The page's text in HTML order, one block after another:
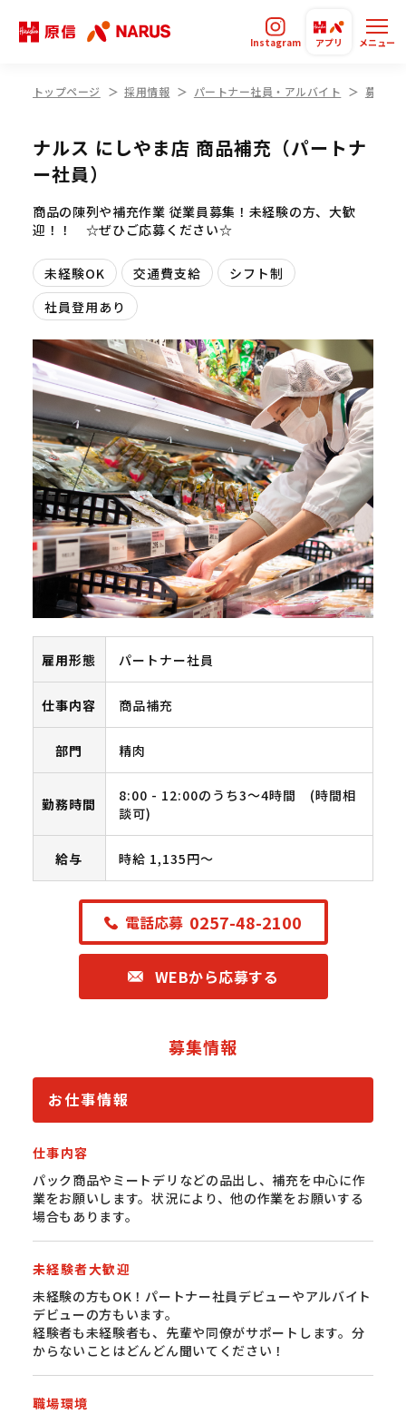
Instagram アプリ メニュー
トップページ 採用情報 パートナー社員・アルバイト 募集要
ナルス にしやま店 商品補充（パートナ
ー社員）
商品の陳列や補充作業 従業員募集！未経験の方、大歓
迎！！ ☆ぜひご応募ください☆
未経験OK 交通費支給
シフト制
社員登用あり
雇用形態 パートナー社員
仕事内容 商品補充
部門 精肉
勤務時間
8:00 - 12:00のうち3～4時間 (時間相
談可)
給与 時給 1,135円〜
電話応募 0257-48-2100
WEBから応募する
募集情報
お仕事情報
仕事内容
パック商品やミートデリなどの品出し、補充を中心に作
業をお願いします。状況により、他の作業をお願いする
場合もあります。
未経験者大歓迎
未経験の方もOK！パートナー社員デビューやアルバイト
デビューの方もいます。
経験者も未経験者も、先輩や同僚がサポートします。分
からないことはどんどん聞いてください！
職場環境